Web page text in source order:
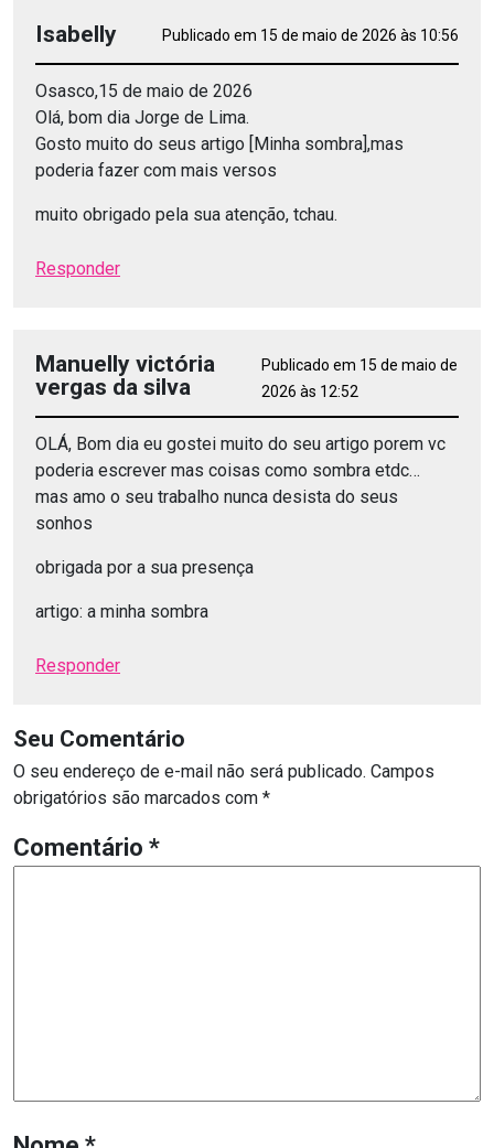
Isabelly Publicado em 15 de maio de 2026 às 10:56
Osasco,15 de maio de 2026
Olá, bom dia Jorge de Lima.
Gosto muito do seus artigo [Minha sombra],mas
poderia fazer com mais versos
muito obrigado pela sua atenção, tchau.
Responder
Manuelly victória
vergas da silva
Publicado em 15 de maio de
2026 às 12:52
OLÁ, Bom dia eu gostei muito do seu artigo porem vc
poderia escrever mas coisas como sombra etdc…
mas amo o seu trabalho nunca desista do seus
sonhos
obrigada por a sua presença
artigo: a minha sombra
Responder
Seu Comentário
O seu endereço de e-mail não será publicado. Campos
obrigatórios são marcados com *
Comentário *